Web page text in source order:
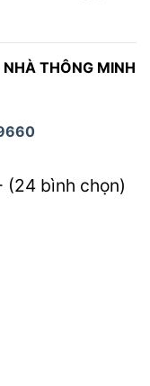
THÔNG MINH
(24 bình chọn)